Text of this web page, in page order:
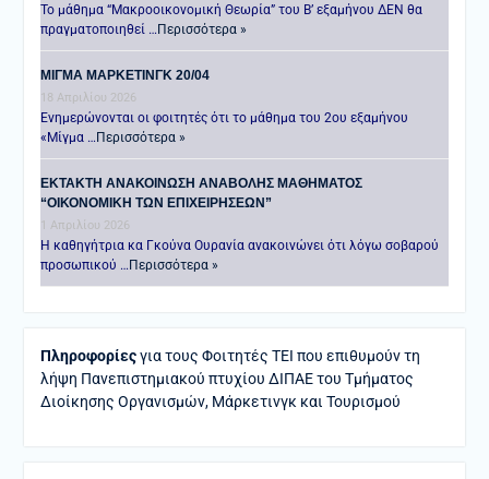
Το μάθημα “Μακροοικονομική Θεωρία” του Β’ εξαμήνου ΔΕΝ θα
πραγματοποιηθεί …Περισσότερα »
ΜΙΓΜΑ ΜΑΡΚΕΤΙΝΓΚ 20/04
18 Απριλίου 2026
Ενημερώνονται οι φοιτητές ότι το μάθημα του 2ου εξαμήνου
«Μίγμα …Περισσότερα »
ΕΚΤΑΚΤΗ ΑΝΑΚΟΙΝΩΣΗ ΑΝΑΒΟΛΗΣ ΜΑΘΗΜΑΤΟΣ
“ΟΙΚΟΝΟΜΙΚΗ ΤΩΝ ΕΠΙΧΕΙΡΗΣΕΩΝ”
1 Απριλίου 2026
Η καθηγήτρια κα Γκούνα Ουρανία ανακοινώνει ότι λόγω σοβαρού
προσωπικού …Περισσότερα »
Πληροφορίεςγια τους Φοιτητές ΤΕΙ που επιθυμούν τη
λήψη Πανεπιστημιακού πτυχίου ΔΙΠΑΕ του Τμήματος
Διοίκησης Οργανισμών, Μάρκετινγκ και Τουρισμού